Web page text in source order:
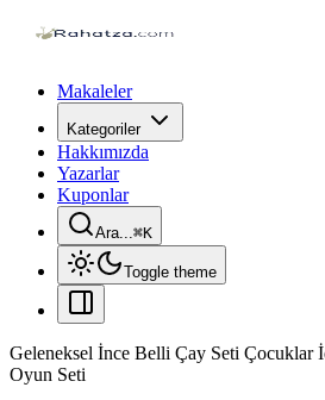
Makaleler
Kategoriler
Hakkımızda
Yazarlar
Kuponlar
Ara...⌘K
Toggle theme
Geleneksel İnce Belli Çay Seti Çocuklar
Oyun Seti